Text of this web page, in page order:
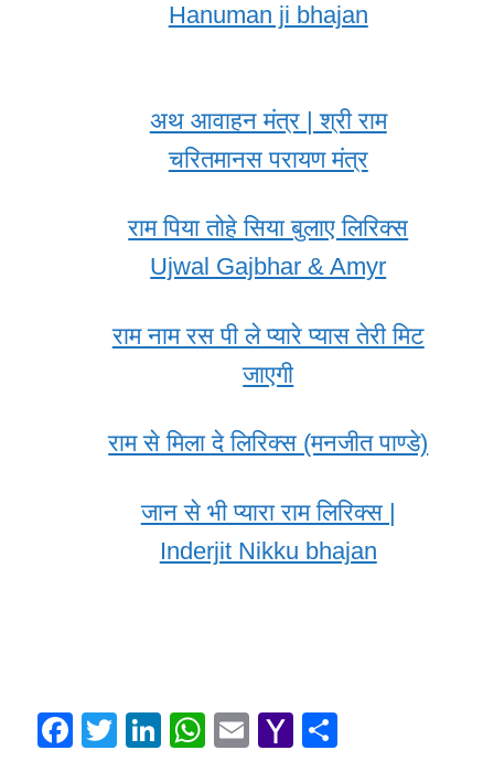
Hanuman ji bhajan
अथ आवाहन मंत्र | श्री राम
चरितमानस परायण मंत्र
राम पिया तोहे सिया बुलाए लिरिक्स
Ujwal Gajbhar & Amyr
राम नाम रस पी ले प्यारे प्यास तेरी मिट
जाएगी
राम से मिला दे लिरिक्स (मनजीत पाण्डे)
जान से भी प्यारा राम लिरिक्स |
Inderjit Nikku bhajan
F
T
Li
W
E
Y